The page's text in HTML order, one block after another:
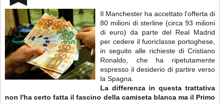
Il Manchester ha accettato l'offerta di
80 milioni di sterline (circa 93 milioni
di euro) da parte del Real Madrid
per cedere il fuoriclasse portoghese,
in seguito alle richieste di Cristiano
Ronaldo, che ha ripetutamente
espresso il desiderio di partire verso
la Spagna.
La differenza in questa trattativa
non l'ha certo fatta il fascino della camiseta blanca ma il Primo